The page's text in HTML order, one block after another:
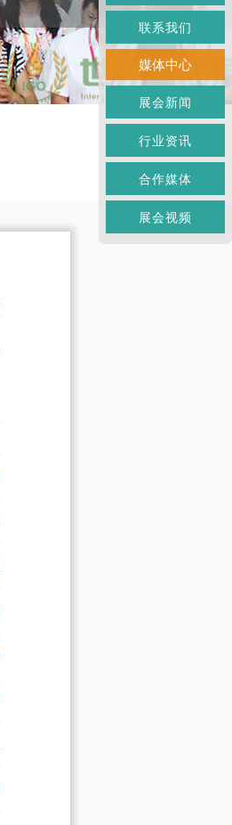
联系我们
媒体中心
展会新闻
行业资讯
合作媒体
展会视频